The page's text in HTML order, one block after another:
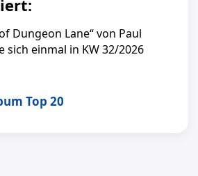
Dungeon Lane“ von Paul
sich einmal in KW 32/2026
Top 20